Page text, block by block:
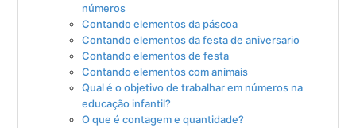
números
Contando elementos da páscoa
Contando elementos da festa de aniversario
Contando elementos de festa
Contando elementos com animais
Qual é o objetivo de trabalhar em números na
educação infantil?
O que é contagem e quantidade?